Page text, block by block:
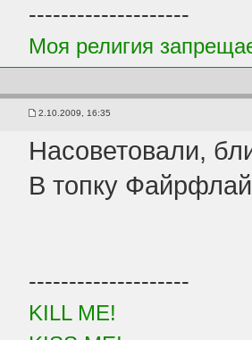
--------------------
Моя религия
2.10.2009, 16:35
Насоветовали,
В топку
--------------------
KILL ME!